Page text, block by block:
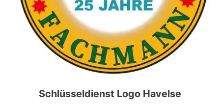
Schlüsseldienst Logo Havelse